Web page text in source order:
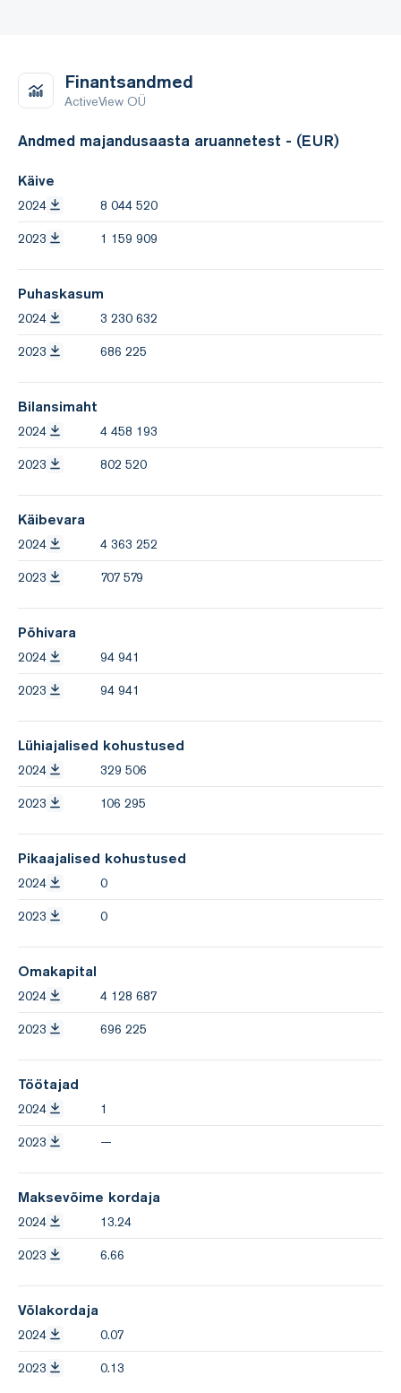
Finantsandmed
ActiveView OÜ
Andmed majandusaasta aruannetest - (EUR)
Käive
2024 8 044 520
2023 1 159 909
Puhaskasum
2024 3 230 632
2023 686 225
Bilansimaht
2024 4 458 193
2023 802 520
Käibevara
2024 4 363 252
2023 707 579
Põhivara
2024 94 941
2023 94 941
Lühiajalised kohustused
2024 329 506
2023 106 295
Pikaajalised kohustused
2024 0
2023 0
Omakapital
2024 4 128 687
2023 696 225
Töötajad
2024 1
2023 —
Maksevõime kordaja
2024 13.24
2023 6.66
Võlakordaja
2024 0.07
2023 0.13